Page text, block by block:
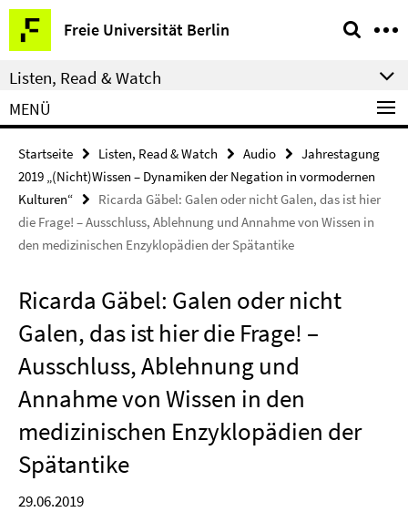
Springe
direkt
zu
Inhalt
Freie Universität Berlin
Service-
Navigation
Listen, Read & Watch
MENÜ
Startseite Listen, Read & Watch Audio
Jahrestagung
2019 „(Nicht)Wissen – Dynamiken der Negation in vormodernen
Kulturen“
Ricarda Gäbel: Galen oder nicht Galen, das ist hier
die Frage! – Ausschluss, Ablehnung und Annahme von Wissen in
den medizinischen Enzyklopädien der Spätantike
Ricarda Gäbel: Galen oder nicht
Galen, das ist hier die Frage! –
Ausschluss, Ablehnung und
Annahme von Wissen in den
medizinischen Enzyklopädien der
Spätantike
29.06.2019